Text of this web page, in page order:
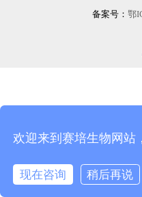
备案号： 鄂
欢迎来到赛培生物网站
现在咨询 稍后再说
在线咨询